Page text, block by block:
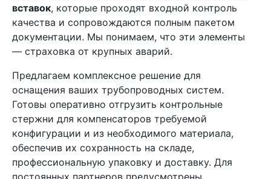
вставок, которые проходят входной контроль
качества и сопровождаются полным пакетом
документации. Мы понимаем, что эти элементы
— страховка от крупных аварий.
Предлагаем комплексное решение для
оснащения ваших трубопроводных систем.
Готовы оперативно отгрузить контрольные
стержни для компенсаторов требуемой
конфигурации и из необходимого материала,
обеспечив их сохранность на складе,
профессиональную упаковку и доставку. Для
постоянных партнеров предусмотрены